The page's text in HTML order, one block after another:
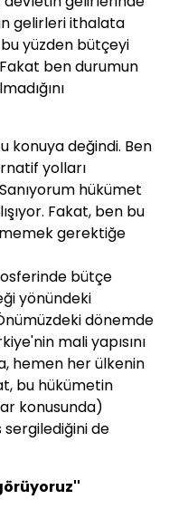
gelirleri ithalata
bu yüzden bütçeyi
ben durumun
konuya değindi. Ben
yolları
hükümet
Fakat, ben bu
gerektiğe
bütçe
yönündeki
dönemde
mali yapısını
hemen her ülkenin
bu hükümetin
konusunda)
de